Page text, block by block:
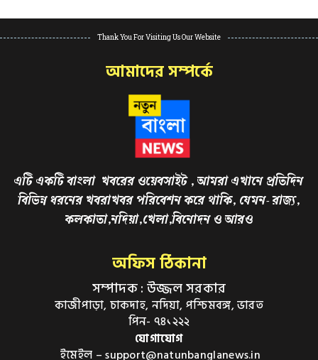
Thank You For Visiting Us Our Website
আমাদের সম্পর্কে
এটি একটি বাংলা খবরের ওয়েবসাইট , আমরা এখানে প্রতিদিন
বিভিন্ন ধরনের খবরাখবর পরিবেশন করে থাকি, যেমন- রাজ্য,
কলকাতা,নদিয়া,খেলা,বিনোদন ও আরও
অফিস ঠিকানা
সম্পাদক : উজ্জল সরকার
কাজীপাড়া, চাকদাহ, নদিয়া, পশ্চিমবঙ্গ, ভারত
পিন- ৭৪১২২২
যোগাযোগ
ইমেইল – support@natunbanglanews.in